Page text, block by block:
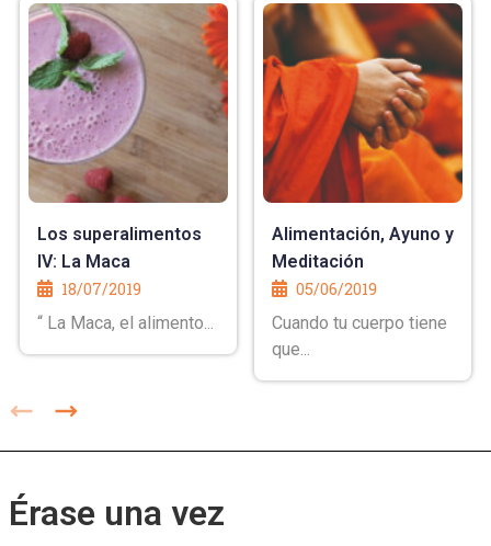
Los superalimentos
IV: La Maca
18/07/2019
“ La Maca, el alimento...
Alimentación, Ayuno y
Meditación
05/06/2019
Cuando tu cuerpo tiene
que...
Érase una vez